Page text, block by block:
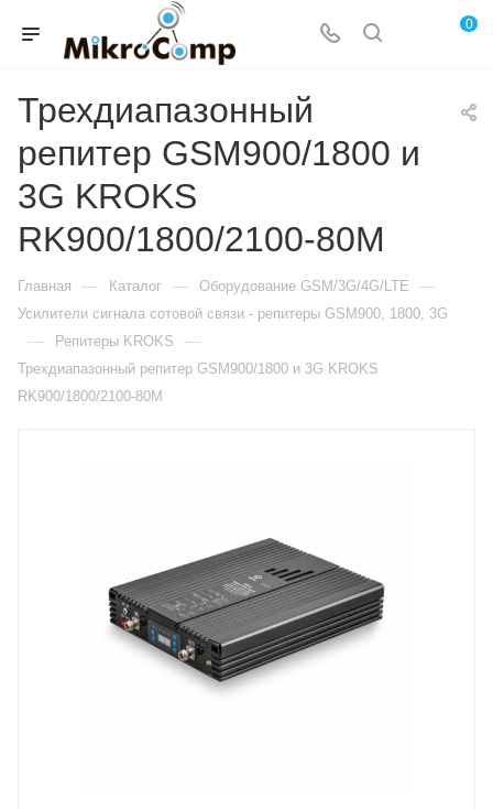
0
Трехдиапазонный
репитер GSM900/1800 и
3G KROKS
RK900/1800/2100-80M
Главная — Каталог — Оборудование GSM/3G/4G/LTE —
Усилители сигнала сотовой связи - репитеры GSM900, 1800, 3G
— Репитеры KROKS —
Трехдиапазонный репитер GSM900/1800 и 3G KROKS
RK900/1800/2100-80M